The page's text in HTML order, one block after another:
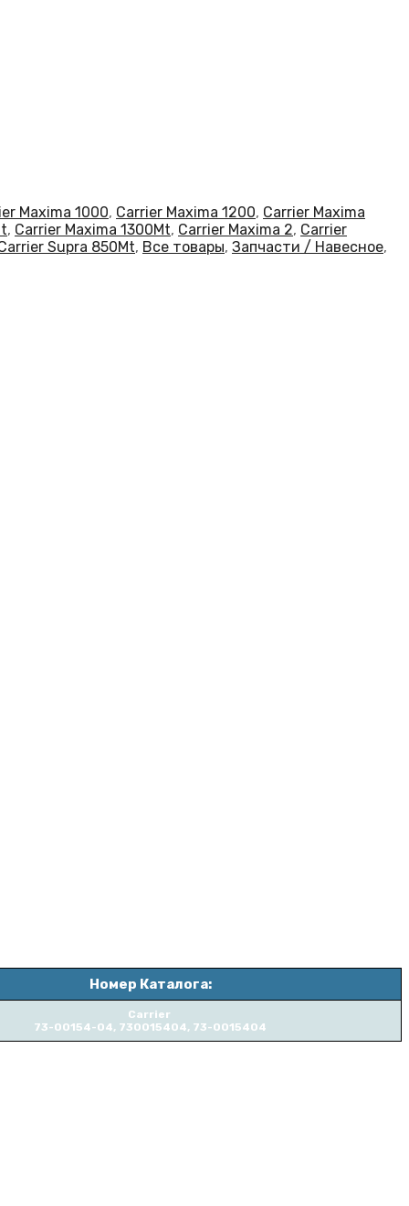
Maxima 1000, Carrier Maxima 1200, Carrier Maxima
, Carrier Maxima 1300Mt, Carrier Maxima 2, Carrier
Supra 850Mt, Все товары, Запчасти / Навесное,
Номер Каталога:
Carrier
73-00154-04, 730015404, 73-0015404